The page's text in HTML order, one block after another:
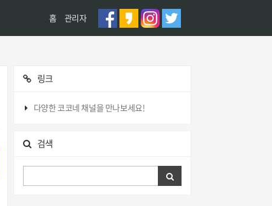
홈 관리자
링크
다양한 코코네 채널을 만나보세요!
검색